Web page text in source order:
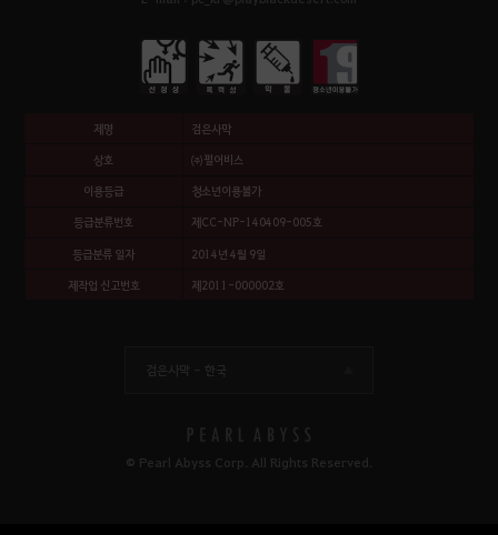
제명 검은사막
상호 ㈜펄어비스
이용등급 청소년이용불가
등급분류번호 제CC-NP-140409-005호
등급분류 일자 2014년 4월 9일
제작업 신고번호 제2011-000002호
검은사막 - 한국
© Pearl Abyss Corp. All Rights Reserved.